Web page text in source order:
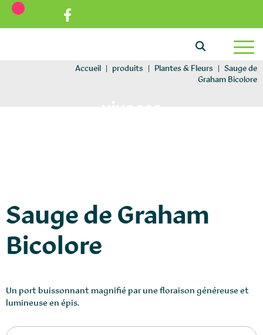
Aller au texte
Aller au menu
Passer au contenu
Menu principal
Accueil | produits | Plantes & Fleurs | Sauge de
Graham Bicolore
Sauge de Graham
Bicolore
Un port buissonnant magnifié par une floraison généreuse et
lumineuse en épis.